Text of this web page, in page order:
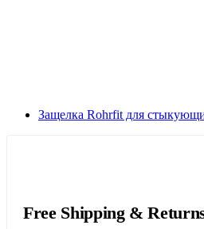
Защелка Rohrfit для
Free Shipping &